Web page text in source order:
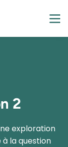
2
exploration
la question